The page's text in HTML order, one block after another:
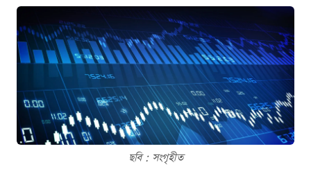
ছবি : সংগৃহীত